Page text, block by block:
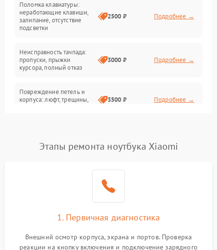
Интерфейсные проблемы
Батарея
Сеть и интернет
Поломка клавиатуры:
неработающие клавиши,
залипание, отсутствие
подсветки
2500 ₽ Подробнее →
Неисправность тачпада:
пропуски, прыжки
курсора, полный отказ
3000 ₽ Подробнее →
Повреждение петель и
корпуса: люфт, трещины,
3500 ₽ Подробнее →
невозможность зарядки,
2500 ₽ Подробнее →
2000 ₽
Перегрев из‑за пыли,
неисправности кулера
Этапы ремонта ноутбука Xiaomi
1. Первичная диагностика
Внешний осмотр корпуса, экрана и портов. Проверка
реакции на кнопку включения и подключение зарядного